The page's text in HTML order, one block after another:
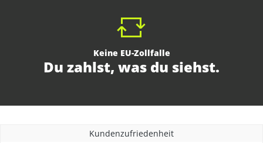
Keine EU-Zollfalle
Du zahlst, was du siehst.
Kundenzufriedenheit